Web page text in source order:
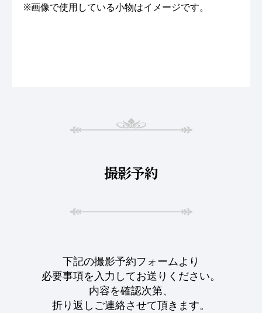
※画像で使用している小物はイメージです。
撮影予約
下記の撮影予約フォームより
必要事項を入力してお送りください。
内容を確認次第、
折り返しご連絡させて頂きます。